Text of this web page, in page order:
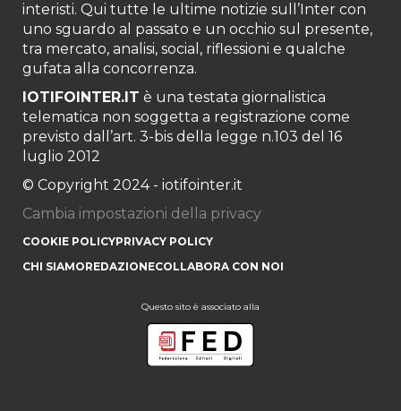
interisti. Qui tutte le ultime notizie sull’Inter con
uno sguardo al passato e un occhio sul presente,
tra mercato, analisi, social, riflessioni e qualche
gufata alla concorrenza.
IOTIFOINTER.IT è una testata giornalistica
telematica non soggetta a registrazione come
previsto dall’art. 3-bis della legge n.103 del 16
luglio 2012
© Copyright 2024 - iotifointer.it
Cambia impostazioni della privacy
COOKIE POLICYPRIVACY POLICY
CHI SIAMOREDAZIONECOLLABORA CON NOI
Questo sito è associato alla